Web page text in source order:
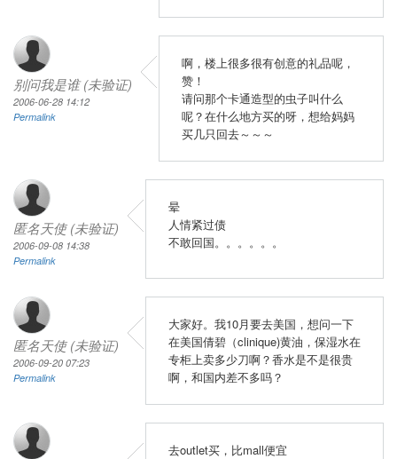
别问我是谁 (未验证)
2006-06-28 14:12
Permalink
啊，楼上很多很有创意的礼品呢，
赞！
请问那个卡通造型的虫子叫什么
呢？在什么地方买的呀，想给妈妈
买几只回去～～～
匿名天使 (未验证)
2006-09-08 14:38
Permalink
晕
人情紧过债
不敢回国。。。。。。
匿名天使 (未验证)
2006-09-20 07:23
Permalink
大家好。我10月要去美国，想问一下
在美国倩碧（clinique)黄油，保湿水在
专柜上卖多少刀啊？香水是不是很贵
啊，和国内差不多吗？
去outlet买，比mall便宜